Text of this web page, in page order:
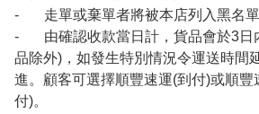
- 走單或棄單者將被本店列入黑名單
- 由確認收款當日計，貨品會於3日
品除外)，如發生特別情況令運送時間
進。顧客可選擇順豐速運(到付)或順豐
付)。